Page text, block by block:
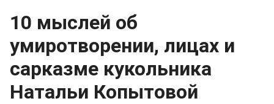
10 мыслей об
умиротворении, лицах и
сарказме кукольника
Натальи Копытовой